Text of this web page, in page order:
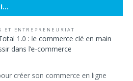
ET ENTREPRENEURIAT
1.0 : le commerce clé en main
dans l’e-commerce
créer son commerce en ligne